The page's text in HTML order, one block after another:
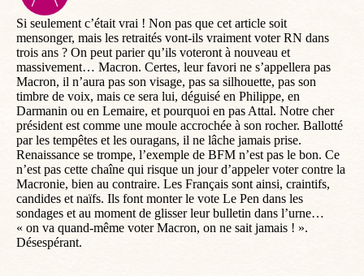
Si seulement c’était vrai ! Non pas que cet article soit
mensonger, mais les retraités vont-ils vraiment voter RN dans
trois ans ? On peut parier qu’ils voteront à nouveau et
massivement… Macron. Certes, leur favori ne s’appellera pas
Macron, il n’aura pas son visage, pas sa silhouette, pas son
timbre de voix, mais ce sera lui, déguisé en Philippe, en
Darmanin ou en Lemaire, et pourquoi en pas Attal. Notre cher
président est comme une moule accrochée à son rocher. Ballotté
par les tempêtes et les ouragans, il ne lâche jamais prise.
Renaissance se trompe, l’exemple de BFM n’est pas le bon. Ce
n’est pas cette chaîne qui risque un jour d’appeler voter contre la
Macronie, bien au contraire. Les Français sont ainsi, craintifs,
candides et naïfs. Ils font monter le vote Le Pen dans les
sondages et au moment de glisser leur bulletin dans l’urne…
« on va quand-même voter Macron, on ne sait jamais ! ».
Désespérant.